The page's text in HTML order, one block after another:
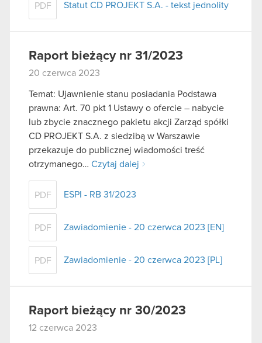
PDF Statut CD PROJEKT S.A. - tekst jednolity
Raport bieżący nr 31/2023
20 czerwca 2023
Temat: Ujawnienie stanu posiadania Podstawa
prawna: Art. 70 pkt 1 Ustawy o ofercie – nabycie
lub zbycie znacznego pakietu akcji Zarząd spółki
CD PROJEKT S.A. z siedzibą w Warszawie
przekazuje do publicznej wiadomości treść
otrzymanego… Czytaj dalej
PDF ESPI - RB 31/2023
PDF Zawiadomienie - 20 czerwca 2023 [EN]
PDF Zawiadomienie - 20 czerwca 2023 [PL]
Raport bieżący nr 30/2023
12 czerwca 2023